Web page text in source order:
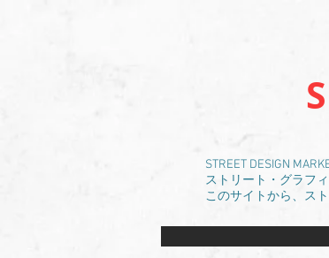
STREET DESIGN
ストリート・グラフ
このサイトから、ス